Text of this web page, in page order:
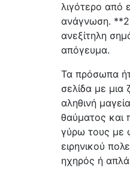
λιγότερο από
ανάγνωση.
ανεξίτηλη
απόγευμα.
Τα πρόσωπα
σελίδα με μια
αληθινή
θαύματος και
γύρω τους με
ειρηνικού
ηχηρός ή